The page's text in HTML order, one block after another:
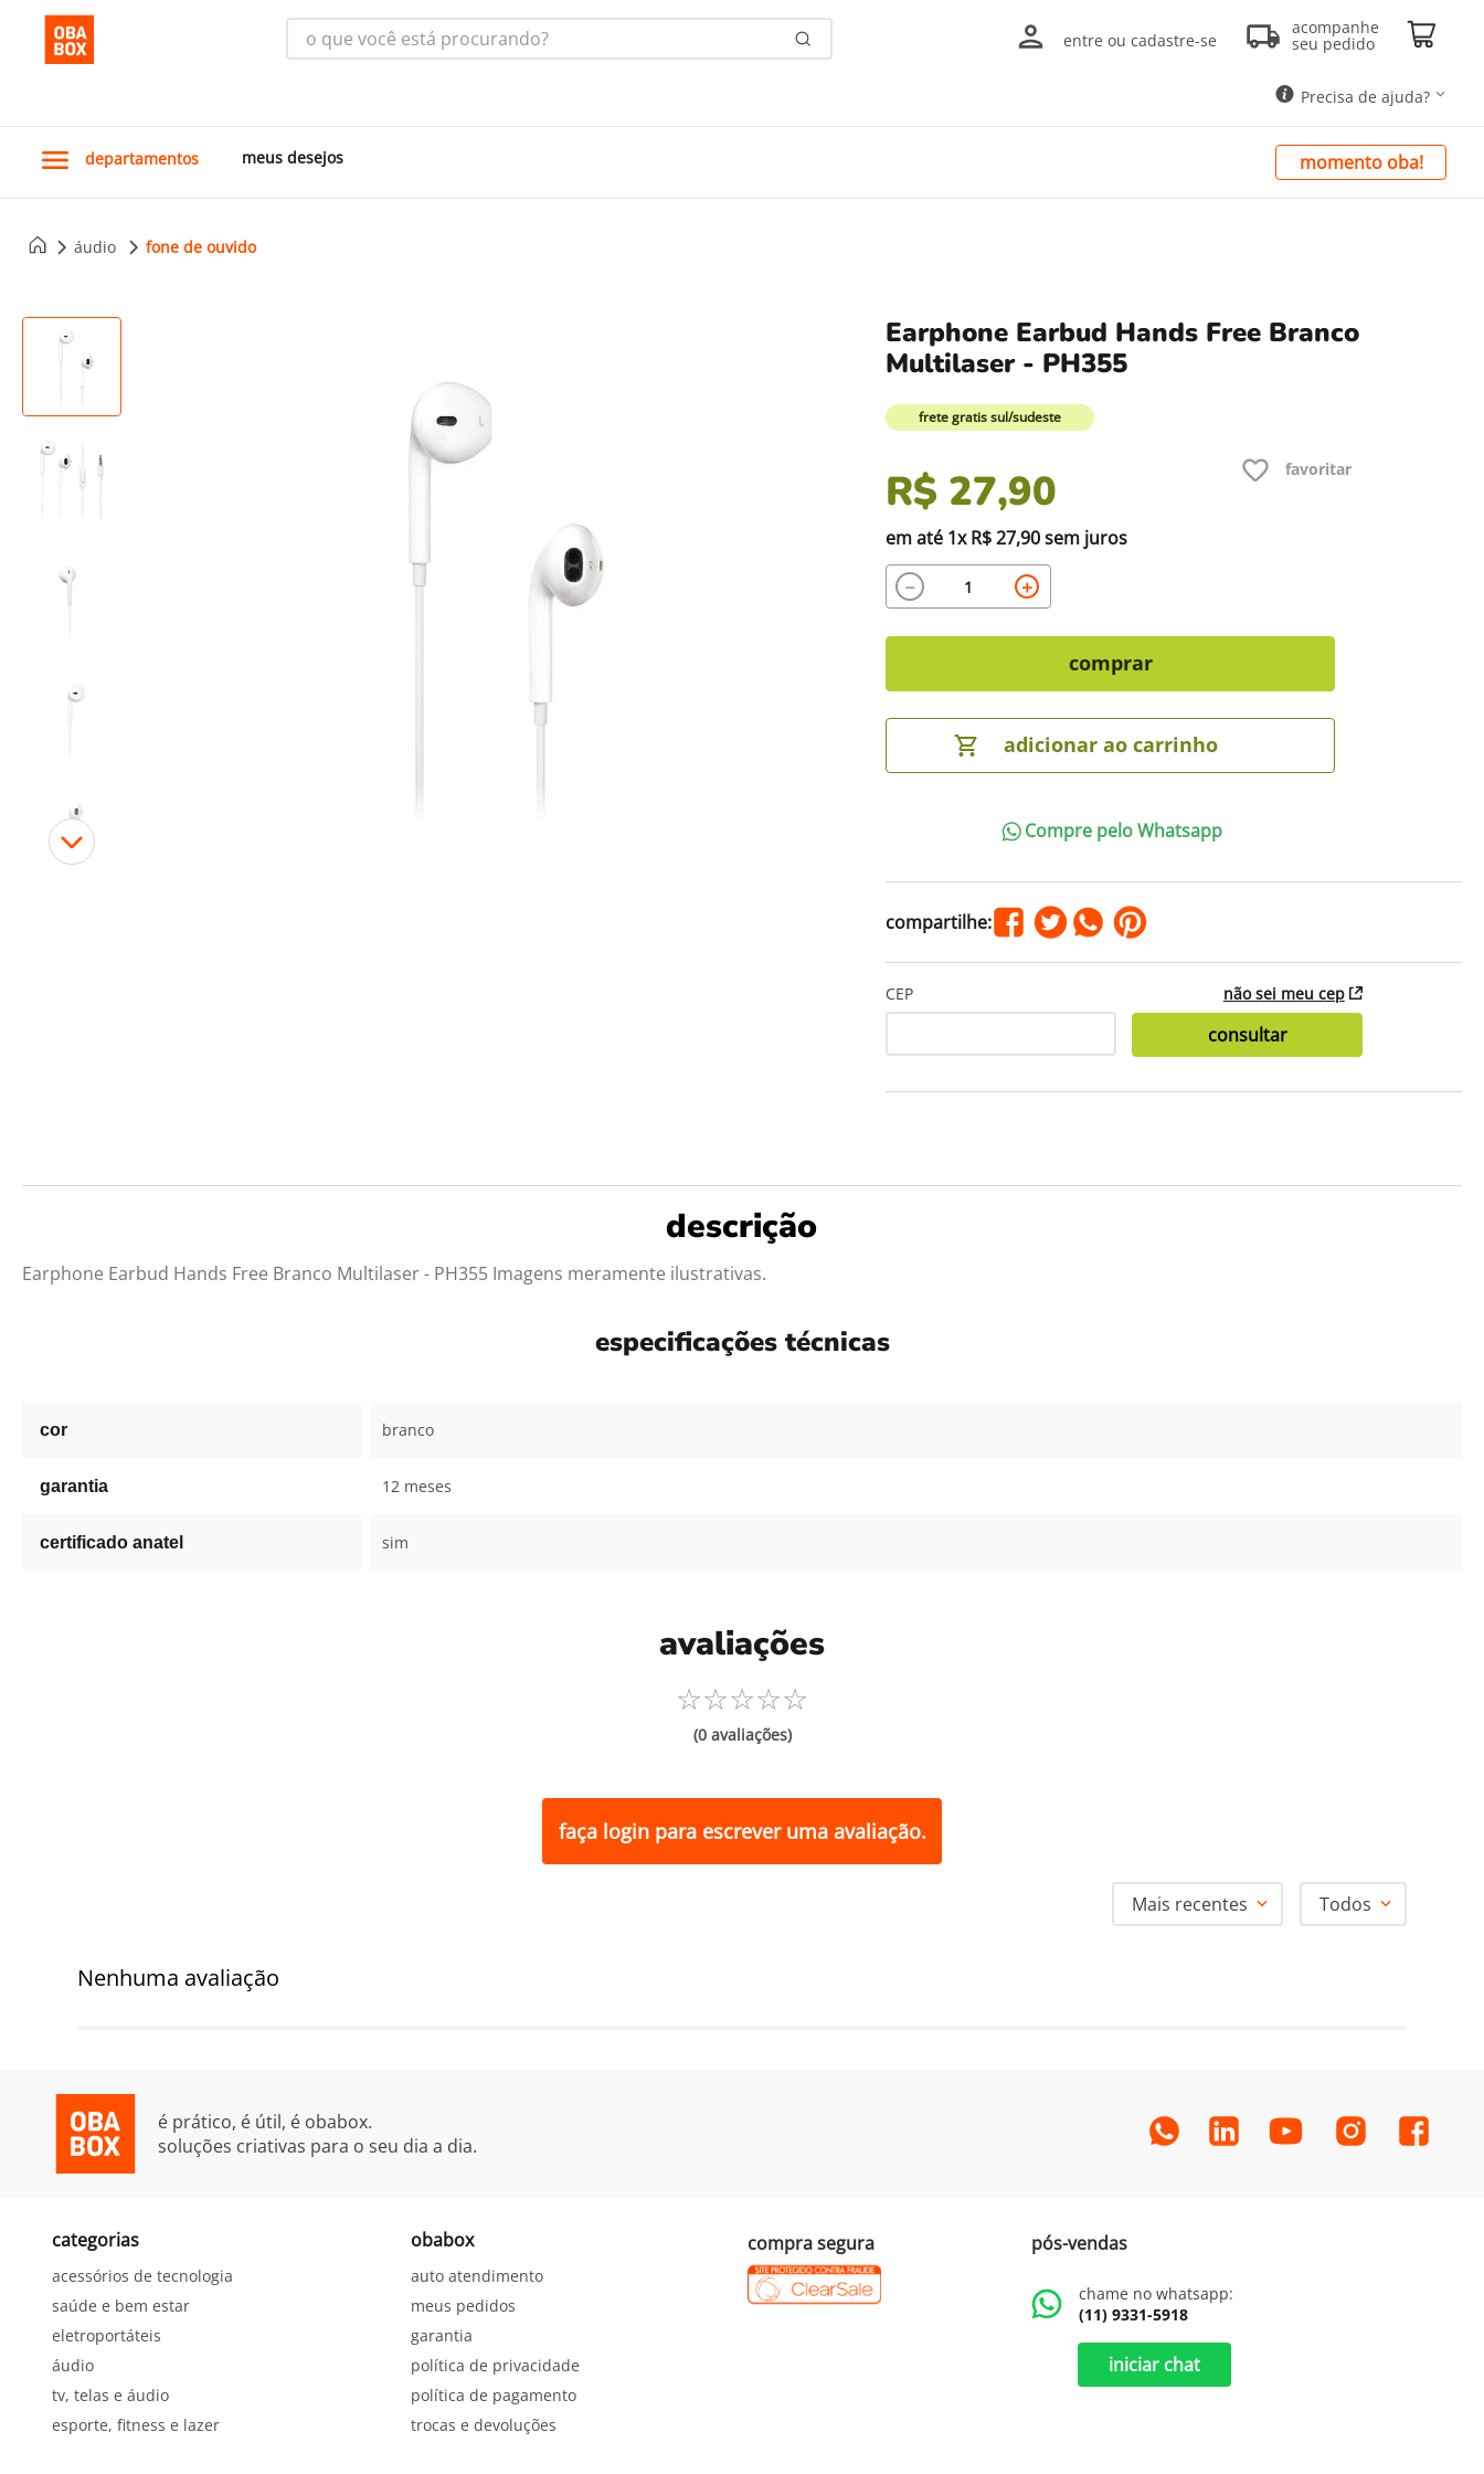
o que você está procurando?
entre ou cadastre-se
acompanhe
seu pedido
Precisa de ajuda?
departamentos meus desejos momento oba!
áudio fone de ouvido
Earphone Earbud Hands Free Branco
Multilaser - PH355
frete gratis sul/sudeste
R$ 27,90
em até 1xR$27,90sem juros
＋
－
comprar
adicionar ao carrinho
Compre pelo Whatsapp
CEP não sei meu cep
Earphone Earbud Hands Free Branco Multilaser - PH355 Imagens meramente ilustrativas.
especificações técnicas
cor branco
garantia 12 meses
certificado anatel sim
avaliações
☆☆☆☆☆
(0 avaliações)
faça login para escrever uma avaliação.
Mais recentes Todos
Nenhuma avaliação
é prático, é útil, é obabox.
soluções criativas para o seu dia a dia.
categorias
acessórios de tecnologia
saúde e bem estar
eletroportáteis
áudio
tv, telas e áudio
esporte, fitness e lazer
obabox
auto atendimento
meus pedidos
garantia
política de privacidade
política de pagamento
trocas e devoluções
compra segura pós-vendas
chame no whatsapp:
(11) 9331-5918
iniciar chat